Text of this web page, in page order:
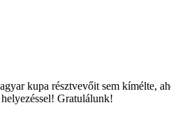
kupa résztvevőit sem kímélte,
Gratulálunk!